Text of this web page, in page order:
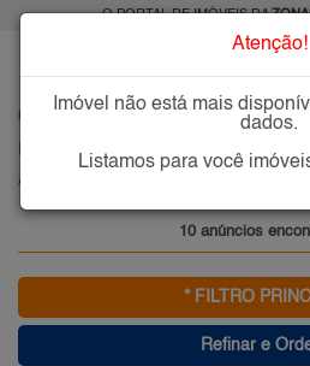
O PORTAL DE IMÓVEIS DAZONA
ALTO DO
Imóveis à Venda no Alto do Ipiranga ,
Alto do Ipiranga , Zona Sul
10 anúncios
* FILTRO
Refinar e
Atenção!
Imóvel não está mais
dados.
Listamos para você